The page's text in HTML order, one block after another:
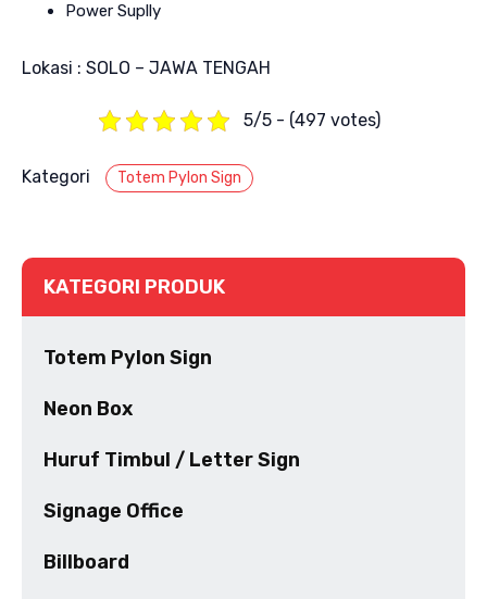
Power Suplly
Lokasi : SOLO – JAWA TENGAH
5/5 - (497 votes)
Kategori Totem Pylon Sign
KATEGORI PRODUK
Totem Pylon Sign
Neon Box
Huruf Timbul / Letter Sign
Signage Office
Billboard